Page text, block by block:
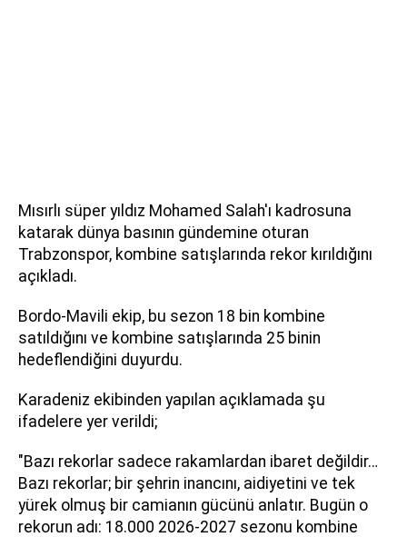
Mısırlı süper yıldız Mohamed Salah'ı kadrosuna
katarak dünya basının gündemine oturan
Trabzonspor, kombine satışlarında rekor kırıldığını
açıkladı.
Bordo-Mavili ekip, bu sezon 18 bin kombine
satıldığını ve kombine satışlarında 25 binin
hedeflendiğini duyurdu.
Karadeniz ekibinden yapılan açıklamada şu
ifadelere yer verildi;
"Bazı rekorlar sadece rakamlardan ibaret değildir…
Bazı rekorlar; bir şehrin inancını, aidiyetini ve tek
yürek olmuş bir camianın gücünü anlatır. Bugün o
rekorun adı: 18.000 2026-2027 sezonu kombine